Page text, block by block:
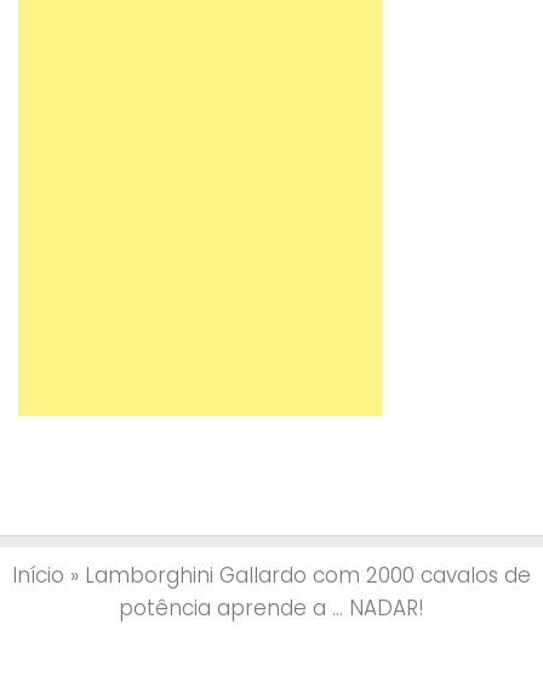
Início » Lamborghini Gallardo com 2000 cavalos de
potência aprende a … NADAR!